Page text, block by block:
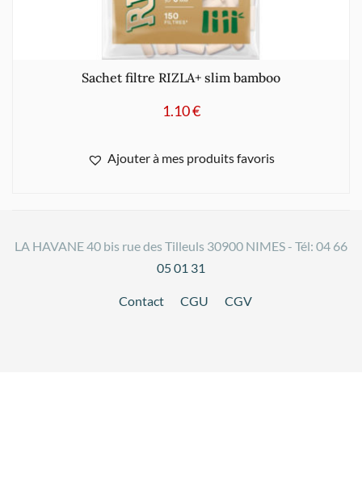
Sachet filtre RIZLA+ slim bamboo
1.10€
Ajouter à mes produits favoris
LA HAVANE 40 bis rue des Tilleuls 30900 NIMES - Tél: 04 66
05 01 31
Contact CGU CGV